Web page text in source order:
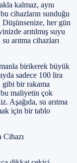
kalmaz, aynı
cihazların sunduğu
Düşünsenize, her gün
arıtılmış suyu
arıtma cihazları
birikerek büyük
sadece 100 lira
gibi bir rakama
bu maliyetin çok
Aşağıda, su arıtma
için bir tablo
Cihazı